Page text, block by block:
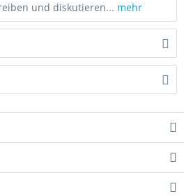
und diskutieren... mehr